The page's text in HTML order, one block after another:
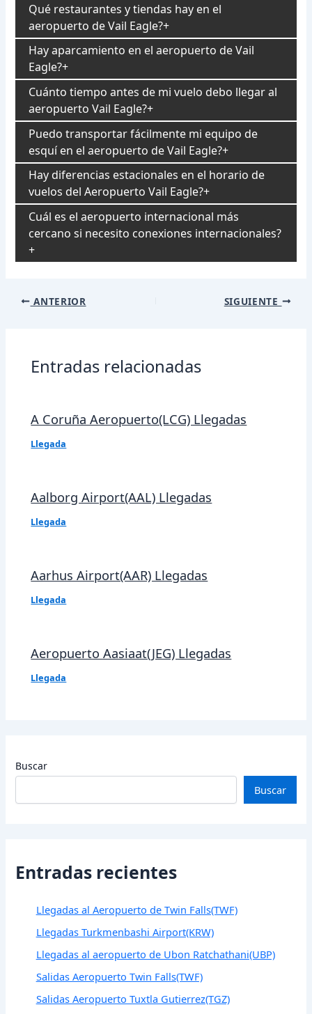
Qué restaurantes y tiendas hay en el
aeropuerto de Vail Eagle?
Hay aparcamiento en el aeropuerto de Vail
Eagle?
Cuánto tiempo antes de mi vuelo debo llegar al
aeropuerto Vail Eagle?
Puedo transportar fácilmente mi equipo de
esquí en el aeropuerto de Vail Eagle?
Hay diferencias estacionales en el horario de
vuelos del Aeropuerto Vail Eagle?
Cuál es el aeropuerto internacional más
cercano si necesito conexiones internacionales?
Navegación
ANTERIOR SIGUIENTE
Entradas relacionadas
A Coruña Aeropuerto(LCG) Llegadas
Llegada
Aalborg Airport(AAL) Llegadas
Llegada
Aarhus Airport(AAR) Llegadas
Llegada
Aeropuerto Aasiaat(JEG) Llegadas
Llegada
Buscar
Buscar
Entradas recientes
Llegadas al Aeropuerto de Twin Falls(TWF)
Llegadas Turkmenbashi Airport(KRW)
Llegadas al aeropuerto de Ubon Ratchathani(UBP)
Salidas Aeropuerto Twin Falls(TWF)
Salidas Aeropuerto Tuxtla Gutierrez(TGZ)